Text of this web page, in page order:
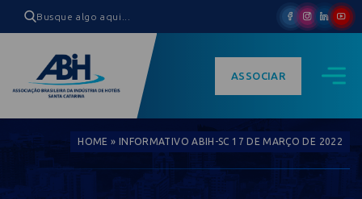
ASSOCIAR
HOME » INFORMATIVO ABIH-SC 17 DE MARÇO DE 2022